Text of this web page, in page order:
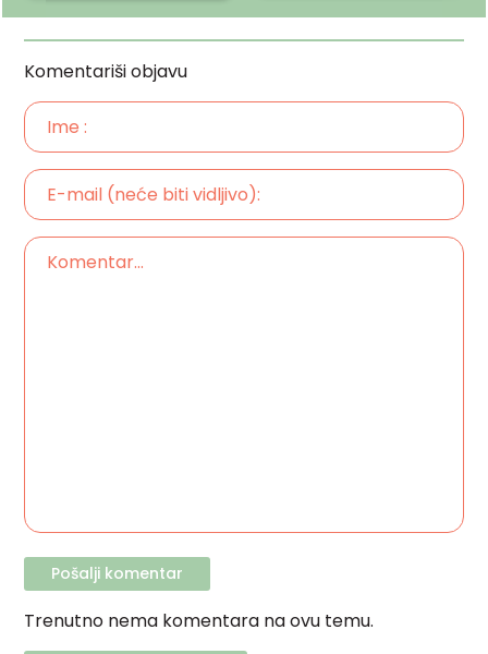
Komentariši objavu
Trenutno nema komentara na ovu temu.